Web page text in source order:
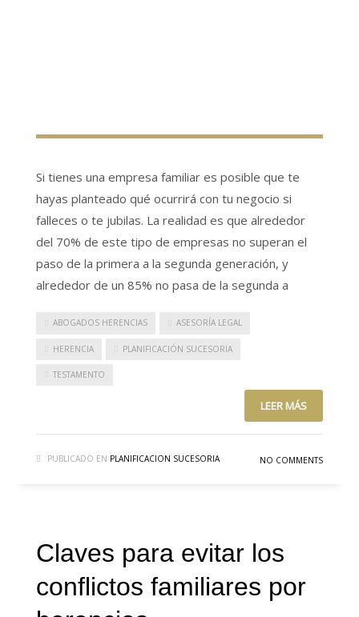
Si tienes una empresa familiar es posible que te
hayas planteado qué ocurrirá con tu negocio si
falleces o te jubilas. La realidad es que alrededor
del 70% de este tipo de empresas no superan el
paso de la primera a la segunda generación, y
alrededor de un 85% no pasa de la segunda a
ABOGADOS HERENCIAS ASESORÍA LEGAL
HERENCIA PLANIFICACIÓN SUCESORIA
TESTAMENTO
LEER MÁS
PUBLICADO EN PLANIFICACION SUCESORIA NO COMMENTS
Claves para evitar los
conflictos familiares por